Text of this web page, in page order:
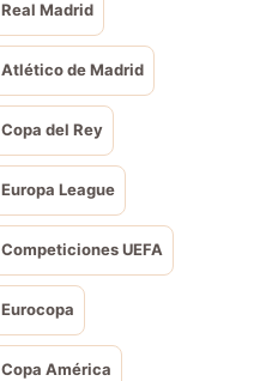
Real Madrid
Atlético de Madrid
Copa del Rey
Europa League
Competiciones UEFA
Eurocopa
Copa América